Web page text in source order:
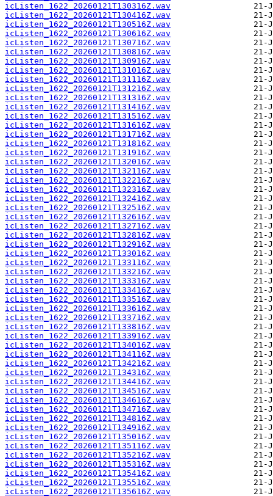
icListen_1622_20260121T130316Z.wav
icListen_1622_20260121T130416Z.wav
icListen_1622_20260121T130516Z.wav
icListen_1622_20260121T130616Z.wav
icListen_1622_20260121T130716Z.wav
icListen_1622_20260121T130816Z.wav
icListen_1622_20260121T130916Z.wav
icListen_1622_20260121T131016Z.wav
icListen_1622_20260121T131116Z.wav
icListen_1622_20260121T131216Z.wav
icListen_1622_20260121T131316Z.wav
icListen_1622_20260121T131416Z.wav
icListen_1622_20260121T131516Z.wav
icListen_1622_20260121T131616Z.wav
icListen_1622_20260121T131716Z.wav
icListen_1622_20260121T131816Z.wav
icListen_1622_20260121T131916Z.wav
icListen_1622_20260121T132016Z.wav
icListen_1622_20260121T132116Z.wav
icListen_1622_20260121T132216Z.wav
icListen_1622_20260121T132316Z.wav
icListen_1622_20260121T132416Z.wav
icListen_1622_20260121T132516Z.wav
icListen_1622_20260121T132616Z.wav
icListen_1622_20260121T132716Z.wav
icListen_1622_20260121T132816Z.wav
icListen_1622_20260121T132916Z.wav
icListen_1622_20260121T133016Z.wav
icListen_1622_20260121T133116Z.wav
icListen_1622_20260121T133216Z.wav
icListen_1622_20260121T133316Z.wav
icListen_1622_20260121T133416Z.wav
icListen_1622_20260121T133516Z.wav
icListen_1622_20260121T133616Z.wav
icListen_1622_20260121T133716Z.wav
icListen_1622_20260121T133816Z.wav
icListen_1622_20260121T133916Z.wav
icListen_1622_20260121T134016Z.wav
icListen_1622_20260121T134116Z.wav
icListen_1622_20260121T134216Z.wav
icListen_1622_20260121T134316Z.wav
icListen_1622_20260121T134416Z.wav
icListen_1622_20260121T134516Z.wav
icListen_1622_20260121T134616Z.wav
icListen_1622_20260121T134716Z.wav
icListen_1622_20260121T134816Z.wav
icListen_1622_20260121T134916Z.wav
icListen_1622_20260121T135016Z.wav
icListen_1622_20260121T135116Z.wav
icListen_1622_20260121T135216Z.wav
icListen_1622_20260121T135316Z.wav
icListen_1622_20260121T135416Z.wav
icListen_1622_20260121T135516Z.wav
icListen_1622_20260121T135616Z.wav